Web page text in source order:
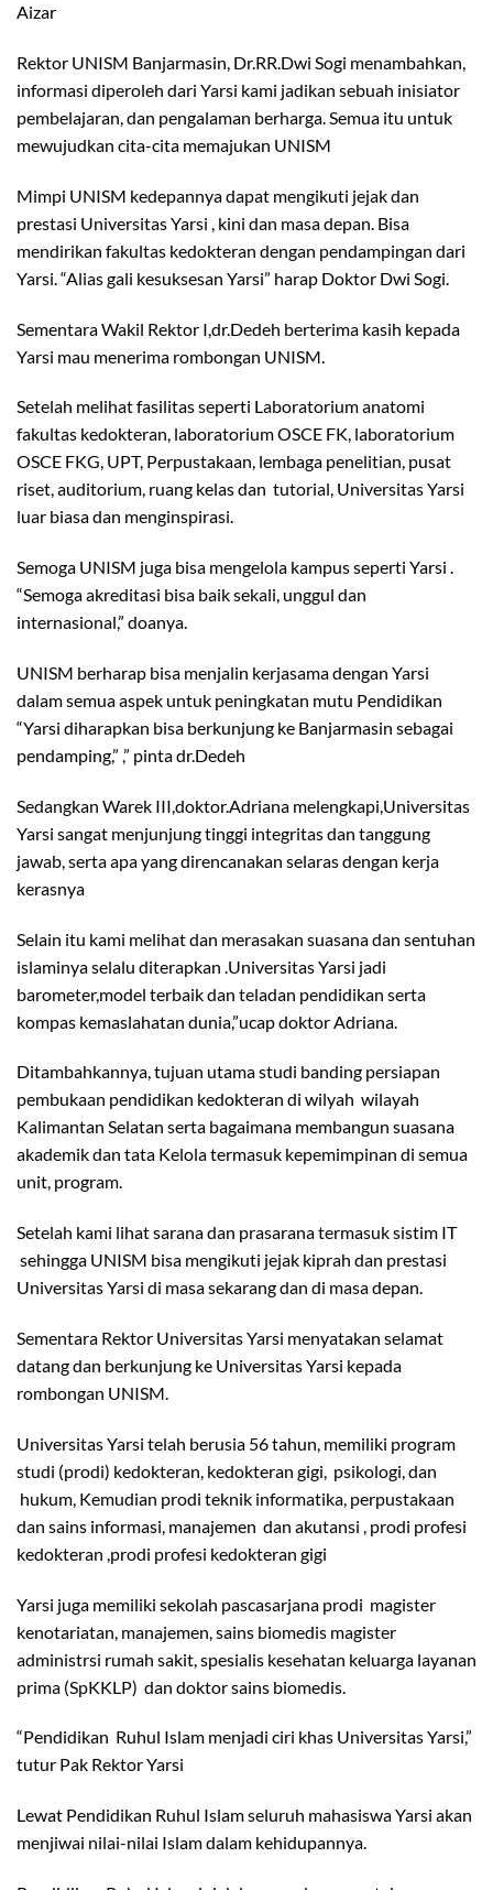
Aizar
Rektor UNISM Banjarmasin, Dr.RR.Dwi Sogi menambahkan,
informasi diperoleh dari Yarsi kami jadikan sebuah inisiator
pembelajaran, dan pengalaman berharga. Semua itu untuk
mewujudkan cita-cita memajukan UNISM
Mimpi UNISM kedepannya dapat mengikuti jejak dan
prestasi Universitas Yarsi , kini dan masa depan. Bisa
mendirikan fakultas kedokteran dengan pendampingan dari
Yarsi. “Alias gali kesuksesan Yarsi” harap Doktor Dwi Sogi.
Sementara Wakil Rektor I,dr.Dedeh berterima kasih kepada
Yarsi mau menerima rombongan UNISM.
Setelah melihat fasilitas seperti Laboratorium anatomi
fakultas kedokteran, laboratorium OSCE FK, laboratorium
OSCE FKG, UPT, Perpustakaan, lembaga penelitian, pusat
riset, auditorium, ruang kelas dan tutorial, Universitas Yarsi
luar biasa dan menginspirasi.
Semoga UNISM juga bisa mengelola kampus seperti Yarsi .
“Semoga akreditasi bisa baik sekali, unggul dan
internasional,” doanya.
UNISM berharap bisa menjalin kerjasama dengan Yarsi
dalam semua aspek untuk peningkatan mutu Pendidikan
“Yarsi diharapkan bisa berkunjung ke Banjarmasin sebagai
pendamping,” ,” pinta dr.Dedeh
Sedangkan Warek III,doktor.Adriana melengkapi,Universitas
Yarsi sangat menjunjung tinggi integritas dan tanggung
jawab, serta apa yang direncanakan selaras dengan kerja
kerasnya
Selain itu kami melihat dan merasakan suasana dan sentuhan
islaminya selalu diterapkan .Universitas Yarsi jadi
barometer,model terbaik dan teladan pendidikan serta
kompas kemaslahatan dunia,”ucap doktor Adriana.
Ditambahkannya, tujuan utama studi banding persiapan
pembukaan pendidikan kedokteran di wilyah wilayah
Kalimantan Selatan serta bagaimana membangun suasana
akademik dan tata Kelola termasuk kepemimpinan di semua
unit, program.
Setelah kami lihat sarana dan prasarana termasuk sistim IT
sehingga UNISM bisa mengikuti jejak kiprah dan prestasi
Universitas Yarsi di masa sekarang dan di masa depan.
Sementara Rektor Universitas Yarsi menyatakan selamat
datang dan berkunjung ke Universitas Yarsi kepada
rombongan UNISM.
Universitas Yarsi telah berusia 56 tahun, memiliki program
studi (prodi) kedokteran, kedokteran gigi, psikologi, dan
hukum, Kemudian prodi teknik informatika, perpustakaan
dan sains informasi, manajemen dan akutansi , prodi profesi
kedokteran ,prodi profesi kedokteran gigi
Yarsi juga memiliki sekolah pascasarjana prodi magister
kenotariatan, manajemen, sains biomedis magister
administrsi rumah sakit, spesialis kesehatan keluarga layanan
prima (SpKKLP) dan doktor sains biomedis.
“Pendidikan Ruhul Islam menjadi ciri khas Universitas Yarsi,”
tutur Pak Rektor Yarsi
Lewat Pendidikan Ruhul Islam seluruh mahasiswa Yarsi akan
menjiwai nilai-nilai Islam dalam kehidupannya.